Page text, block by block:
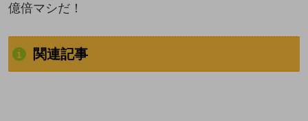
億倍マシだ！
関連記事